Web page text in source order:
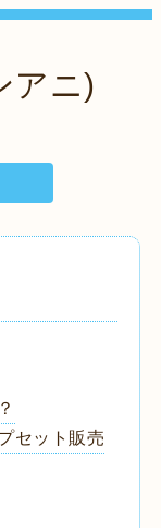
アニ)
セット販売